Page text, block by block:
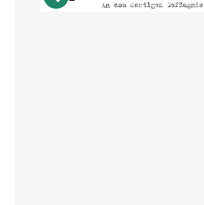
zurück